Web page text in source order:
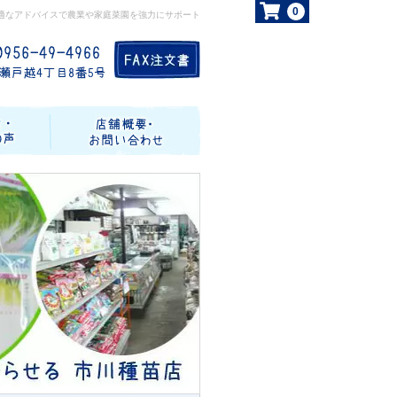
アドバイスで農業や家庭菜園を強力にサポート 0